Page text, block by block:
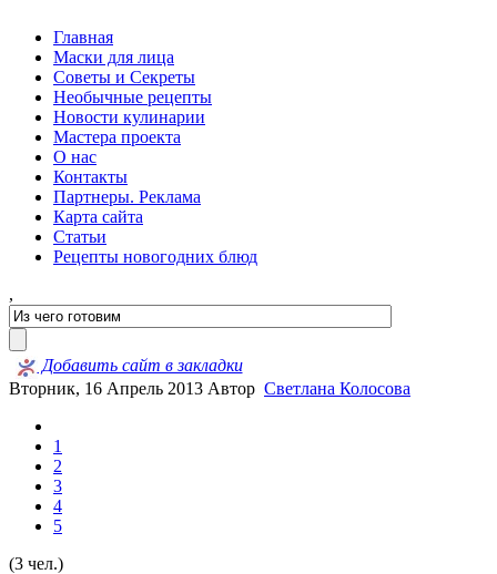
Главная
Маски для лица
Советы и Секреты
Необычные рецепты
Новости кулинарии
Мастера проекта
О нас
Контакты
Партнеры. Реклама
Карта сайта
Статьи
Рецепты новогодних блюд
,
Добавить сайт в закладки
Вторник, 16 Апрель 2013 Автор Светлана Колосова
1
2
3
4
5
(3 чел.)